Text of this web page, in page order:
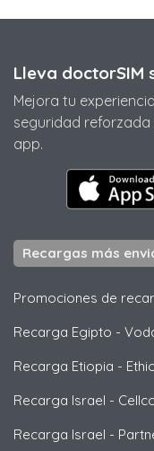
Lleva doctorSIM
Mejora tu
seguridad reforzada
app.
Recargas más
Promociones de
Recarga Egipto -
Recarga Etiopia -
Recarga Israel -
Recarga Israel -